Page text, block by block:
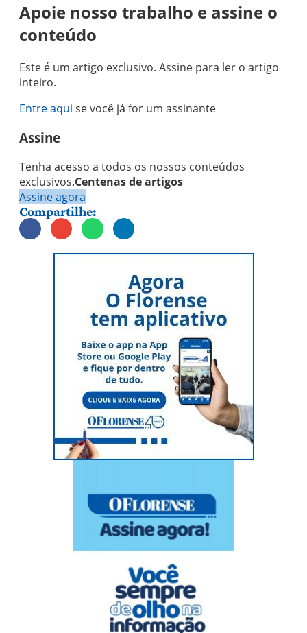
Apoie nosso trabalho e assine o
conteúdo
Este é um artigo exclusivo. Assine para ler o artigo
inteiro.
Entre aqui se você já for um assinante
Assine
Tenha acesso a todos os nossos conteúdos
exclusivos.Centenas de artigos
Assine agora
Compartilhe: